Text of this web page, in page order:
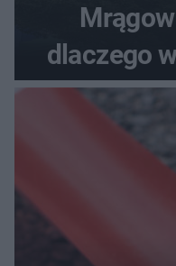
dlaczego